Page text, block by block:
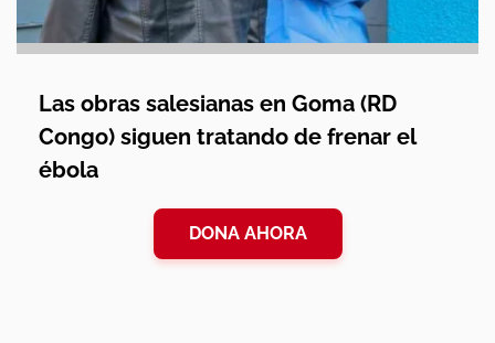
Las obras salesianas en Goma (RD
Congo) siguen tratando de frenar el
ébola
DONA AHORA